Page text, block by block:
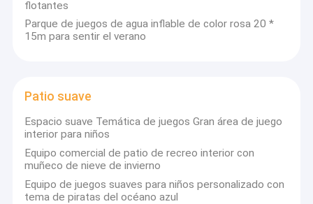
Los niños de rocking cabalgan
flotantes
Parque de juegos de agua inflable de color rosa 20 *
15m para sentir el verano
Patio suave
Espacio suave Temática de juegos Gran área de juego
interior para niños
Equipo comercial de patio de recreo interior con
muñeco de nieve de invierno
Equipo de juegos suaves para niños personalizado con
tema de piratas del océano azul
- Entrega rápida para cumplir con su cronograma sin retrasos.
sin costes adicionales.
- Servicio posventa completo: su equipo resuelve rápidamente